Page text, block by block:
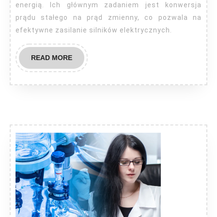
energią. Ich głównym zadaniem jest konwersja
prądu stałego na prąd zmienny, co pozwala na
efektywne zasilanie silników elektrycznych.
READ MOREREAD
MORE